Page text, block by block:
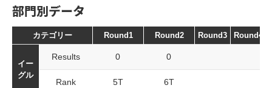
部門別データ
カテゴリー Round1 Round2 Round3 Round4
イー
グル
Results 0 0
Rank 5T 6T